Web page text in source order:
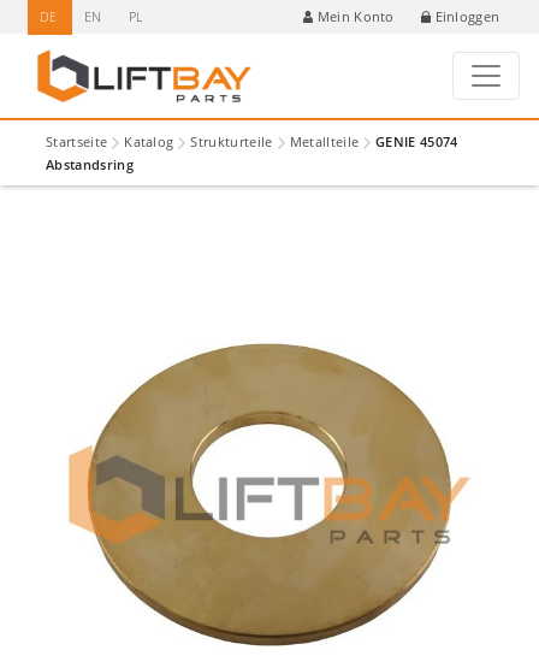
DE EN PL Mein Konto Einloggen
Startseite Katalog Strukturteile Metallteile
GENIE 45074
Abstandsring